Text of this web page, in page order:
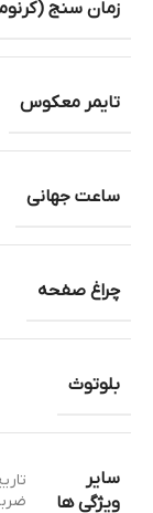
زمان سنج
تایمر معکوس
ساعت جهانی
چراغ صفحه
بلوتوث
سایر
ویژگی ها